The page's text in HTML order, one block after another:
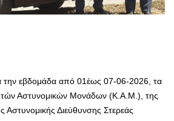
την εβδομάδα από 01έως 07-06-2026, τα
Αστυνομικών Μονάδων (Κ.Α.Μ.), της
Αστυνομικής Διεύθυνσης Στερεάς